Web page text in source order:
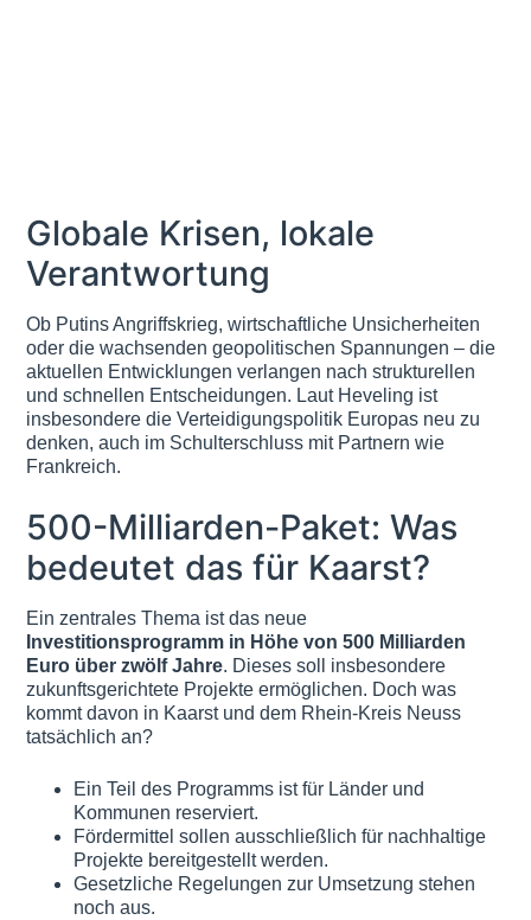
Globale Krisen, lokale
Verantwortung
Ob Putins Angriffskrieg, wirtschaftliche Unsicherheiten
oder die wachsenden geopolitischen Spannungen – die
aktuellen Entwicklungen verlangen nach strukturellen
und schnellen Entscheidungen. Laut Heveling ist
insbesondere die Verteidigungspolitik Europas neu zu
denken, auch im Schulterschluss mit Partnern wie
Frankreich.
500-Milliarden-Paket: Was
bedeutet das für Kaarst?
Ein zentrales Thema ist das neue
Investitionsprogramm in Höhe von 500 Milliarden
Euro über zwölf Jahre. Dieses soll insbesondere
zukunftsgerichtete Projekte ermöglichen. Doch was
kommt davon in Kaarst und dem Rhein-Kreis Neuss
tatsächlich an?
Ein Teil des Programms ist für Länder und
Kommunen reserviert.
Fördermittel sollen ausschließlich für nachhaltige
Projekte bereitgestellt werden.
Gesetzliche Regelungen zur Umsetzung stehen
noch aus.